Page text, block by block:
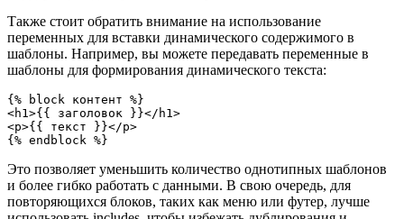
Также стоит обратить внимание на использование
переменных для вставки динамического содержимого в
шаблоны. Например, вы можете передавать переменные в
шаблоны для формирования динамического текста:
{% block контент %}
<h1>{{ заголовок }}</h1>
<p>{{ текст }}</p>
{% endblock %}
Это позволяет уменьшить количество однотипных шаблонов
и более гибко работать с данными. В свою очередь, для
повторяющихся блоков, таких как меню или футер, лучше